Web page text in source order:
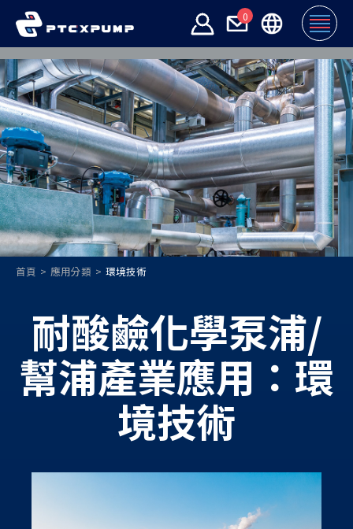
0
首頁 應用分類 環境技術
耐酸鹼化學泵浦/
幫浦產業應用：環
境技術